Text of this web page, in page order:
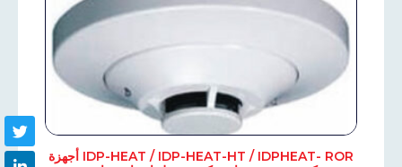
IDP-HEAT / IDP-HEAT-HT / IDPHEAT- ROR أجهزة